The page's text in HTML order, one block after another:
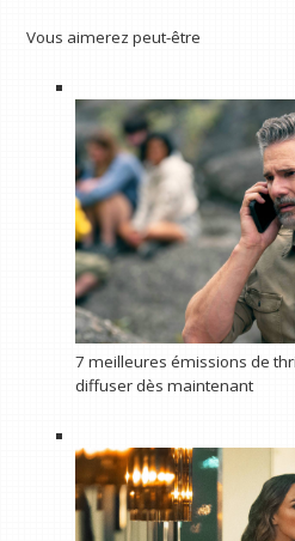
Vous aimerez peut-être
7 meilleures émissions de
diffuser dès maintenant